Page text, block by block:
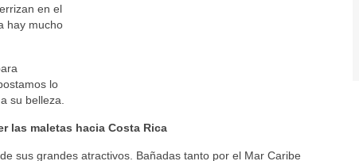
en el
hay mucho
lo
su belleza.
las maletas hacia Costa Rica
sus grandes atractivos. Bañadas tanto por el Mar Caribe